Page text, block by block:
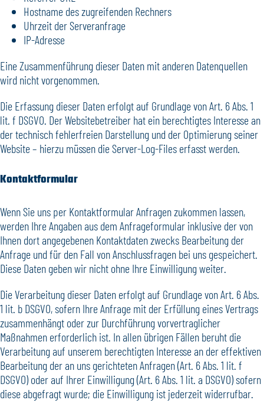
Hostname des zugreifenden Rechners
Uhrzeit der Serveranfrage
IP-Adresse
Eine Zusammenführung dieser Daten mit anderen Datenquellen
wird nicht vorgenommen.
Die Erfassung dieser Daten erfolgt auf Grundlage von Art. 6 Abs. 1
lit. f DSGVO. Der Websitebetreiber hat ein berechtigtes Interesse an
der technisch fehlerfreien Darstellung und der Optimierung seiner
Website – hierzu müssen die Server-Log-Files erfasst werden.
Kontaktformular
Wenn Sie uns per Kontaktformular Anfragen zukommen lassen,
werden Ihre Angaben aus dem Anfrageformular inklusive der von
Ihnen dort angegebenen Kontaktdaten zwecks Bearbeitung der
Anfrage und für den Fall von Anschlussfragen bei uns gespeichert.
Diese Daten geben wir nicht ohne Ihre Einwilligung weiter.
Die Verarbeitung dieser Daten erfolgt auf Grundlage von Art. 6 Abs.
1 lit. b DSGVO, sofern Ihre Anfrage mit der Erfüllung eines Vertrags
zusammenhängt oder zur Durchführung vorvertraglicher
Maßnahmen erforderlich ist. In allen übrigen Fällen beruht die
Verarbeitung auf unserem berechtigten Interesse an der effektiven
Bearbeitung der an uns gerichteten Anfragen (Art. 6 Abs. 1 lit. f
DSGVO) oder auf Ihrer Einwilligung (Art. 6 Abs. 1 lit. a DSGVO) sofern
diese abgefragt wurde; die Einwilligung ist jederzeit widerrufbar.